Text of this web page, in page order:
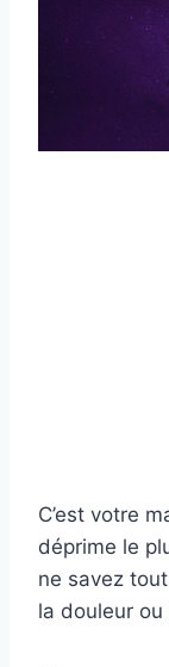
C’est votre
déprime le
ne savez
la douleur